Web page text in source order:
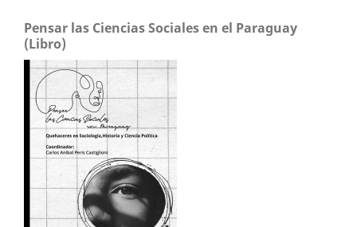
Pensar las Ciencias Sociales en el Paraguay
(Libro)